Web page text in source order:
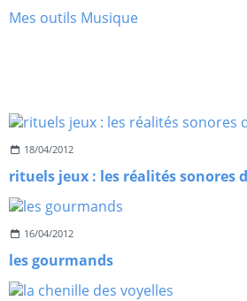
18/04/2012
rituels jeux : les réalités sonores
16/04/2012
les gourmands
Mes outils Musique